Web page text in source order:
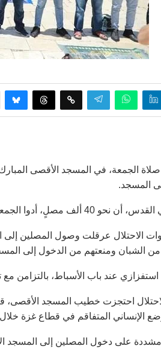
صلاة الجمعة، في المسجد الأقصى
المسجد.
في رحاب المسجد الأقصى.
الاحتلال عرقلت وصول المصلين إلى
الشبان ومنعتهم من الدخول إلى
عند باب الأسباط، بالتزامن مع
احتجزت خطيب المسجد
الإنساني المتفاقم في قطاع غزة
على دخول المصلين إلى المسجد